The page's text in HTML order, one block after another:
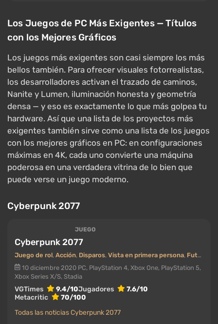
Los Juegos de PC Más Exigentes — Títulos
con los Mejores Gráficos
Los juegos más exigentes son casi siempre los más
bellos también. Para ofrecer visuales fotorrealistas,
los desarrolladores activan el trazado de caminos,
Nanite y Lumen, iluminación honesta y geometría
densa — y eso es exactamente lo que más golpea tu
hardware. Así que una lista de los proyectos más
exigentes también sirve como una lista de los juegos
con los mejores gráficos en PC: en configuraciones
máximas en 4K, cada uno convierte una máquina
poderosa en una verdadera vitrina de lo bien que
puede verse un juego moderno.
Cyberpunk 2077
JUEGO
Cyberpunk 2077
Juego de rol, Acción, Disparos, Vista en primera persona, Futurismo (Futuro)
10 diciembre 2020 PC, PlayStation 4, Xbox One, PlayStation 5,
Xbox Series X/S, Stadia
VGTimes 9.4/10Jugadores
7.6/10
Metacritic
70/100
Todas las noticias Cyberpunk 2077